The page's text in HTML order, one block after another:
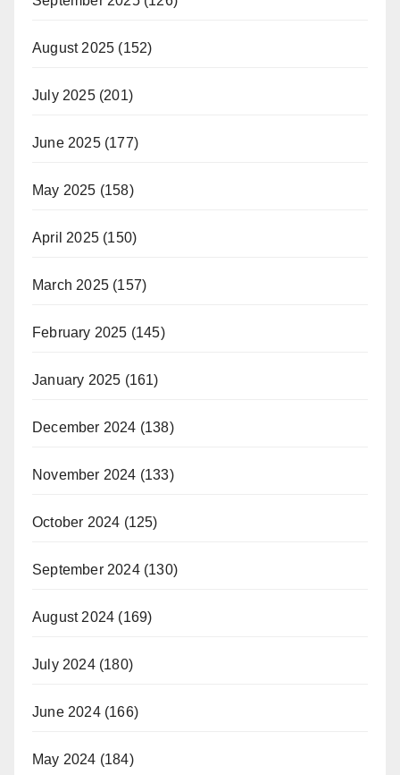
August 2025 (152)
July 2025(201)
June 2025(177)
May 2025 (158)
April 2025 (150)
March 2025 (157)
February 2025 (145)
January 2025 (161)
December 2024 (138)
November 2024 (133)
October 2024 (125)
September 2024(130)
August 2024 (169)
July 2024(180)
June 2024(166)
May 2024 (184)